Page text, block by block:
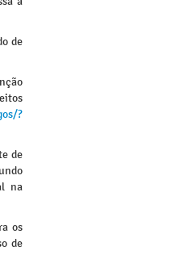
de
?
de
na
os
de